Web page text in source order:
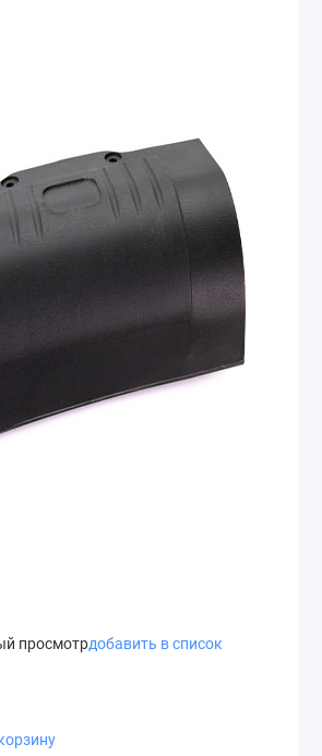
просмотрдобавить в список